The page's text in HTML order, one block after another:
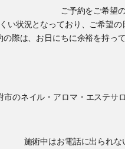
ご予約をご希望
い状況となっており、ご希望
の際は、お日にちに余裕を持っ
施術中はお電話に出られな